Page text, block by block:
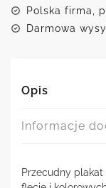
Polska firma,
Darmowa
Opis
Informacje
Przecudny